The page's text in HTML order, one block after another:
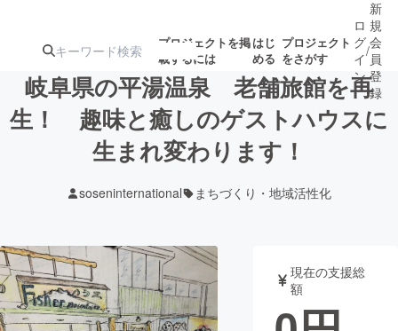
プロジェクトを掲
載するには
はじ
める
プロジェクト
をさがす
注目のリ 注目の新着プロ 募集終了が近いプ
ロジェクト
テクノロジー・ガジェット
ロ
グ
イ
ン
/
新
規
会
員
登
録
岐阜県の平湯温泉 老舗旅館を再
生！ 趣味と癒しのゲストハウスに
生まれ変わります！
soseninternational まちづくり・地域活性化
現在の支援総
額